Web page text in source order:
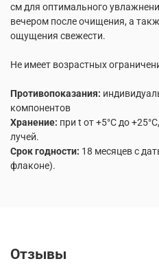
см для оптимального
вечером после очищения, а
ощущения свежести.
Не имеет возрастных
Противопоказания:
компонентов
Хранение: при t от +5°C до
лучей.
Срок годности: 18 месяцев с
флаконе).
Отзывы